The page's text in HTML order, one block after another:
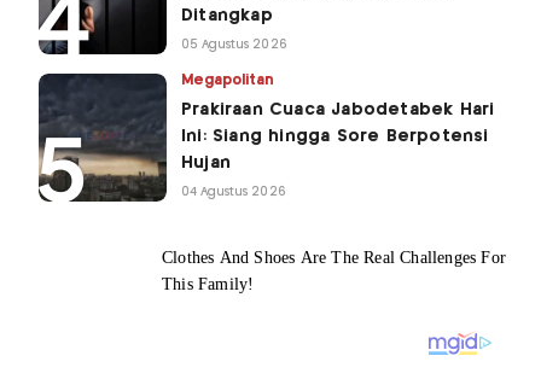
Ditangkap
05 Agustus 2026
Megapolitan
Prakiraan Cuaca Jabodetabek Hari
Ini: Siang hingga Sore Berpotensi
Hujan
04 Agustus 2026